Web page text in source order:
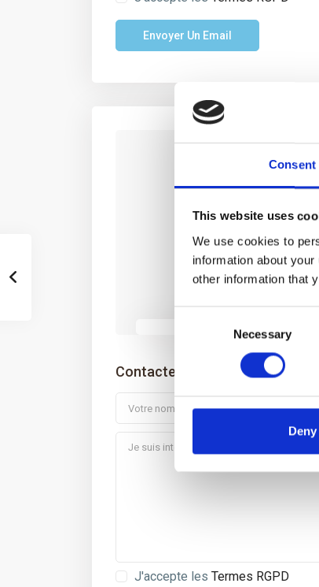
Consent
This website uses
We use cookies to
information about
other information that
Necessary
Deny
Contactez-moi
J'accepte les Termes RGPD